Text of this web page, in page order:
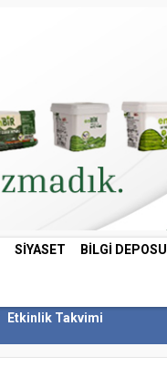
SIYASET BILGI DEPOSU
Etkinlik Takvimi